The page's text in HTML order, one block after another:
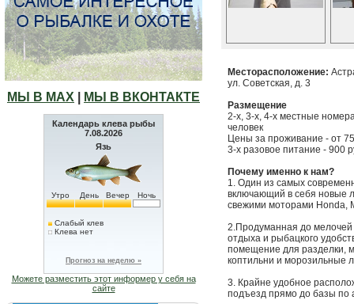
МЫ В МАХ МЫ В ВКОНТАКТЕ
Календарь клева рыбы
7.08.2026
Язь
Утро День Вечер Ночь
Слабый клев
Клева нет
Прогноз на неделю »
Можете разместить этот информер у себя на
сайте
Месторасположение:
ул. Советская, д. 3
Размещение
2-х, 3-х, 4-х местные
человек
Цены за проживание - от
3-х разовое питание - 900
Почему именно к нам?
1. Один из самых
включающий в себя новые
свежими моторами Honda,
2.Продуманная до мелочей
отдыха и рыбацкого
помещение для разделки,
коптильни и морозильные
3. Крайне удобное
подъезд прямо до базы по